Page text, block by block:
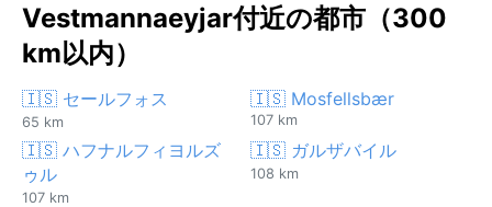
Vestmannaeyjar付近の都市（300
km以内）
🇮🇸 セールフォス
65 km
🇮🇸 Mosfellsbær
107 km
🇮🇸 ハフナルフィヨルズ
ゥル
107 km
🇮🇸 ガルザバイル
108 km